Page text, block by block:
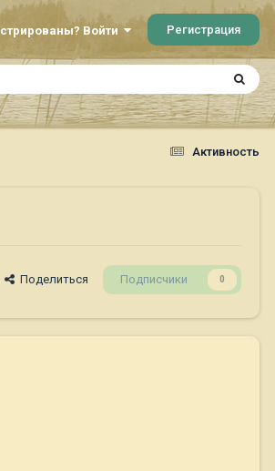
Войти Регистрация
Активность
Поделиться Подписчики 0